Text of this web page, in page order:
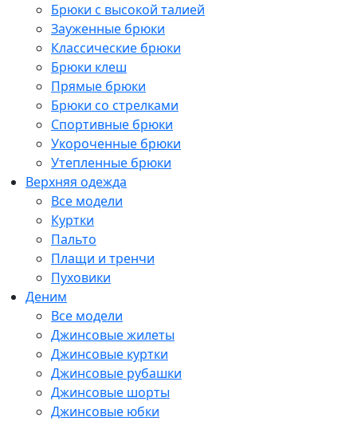
Брюки с высокой талией
Зауженные брюки
Классические брюки
Брюки клеш
Прямые брюки
Брюки со стрелками
Спортивные брюки
Укороченные брюки
Утепленные брюки
Верхняя одежда
Все модели
Куртки
Пальто
Плащи и тренчи
Пуховики
Деним
Все модели
Джинсовые жилеты
Джинсовые куртки
Джинсовые рубашки
Джинсовые шорты
Джинсовые юбки